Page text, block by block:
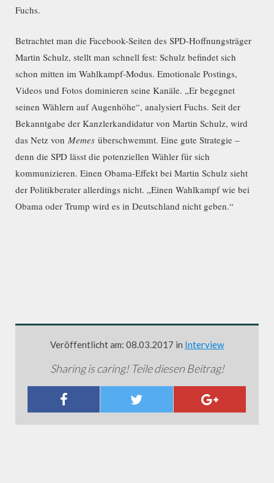
Fuchs.
Betrachtet man die Facebook-Seiten des SPD-Hoffnungsträger
Martin Schulz, stellt man schnell fest: Schulz befindet sich
schon mitten im Wahlkampf-Modus. Emotionale Postings,
Videos und Fotos dominieren seine Kanäle. „Er begegnet
seinen Wählern auf Augenhöhe“, analysiert Fuchs. Seit der
Bekanntgabe der Kanzlerkandidatur von Martin Schulz, wird
das Netz von Memes überschwemmt. Eine gute Strategie –
denn die SPD lässt die potenziellen Wähler für sich
kommunizieren. Einen Obama-Effekt bei Martin Schulz sieht
der Politikberater allerdings nicht. „Einen Wahlkampf wie bei
Obama oder Trump wird es in Deutschland nicht geben.“
Veröffentlicht am: 08.03.2017 in Interview
Sharing is caring! Teile diesen Beitrag!